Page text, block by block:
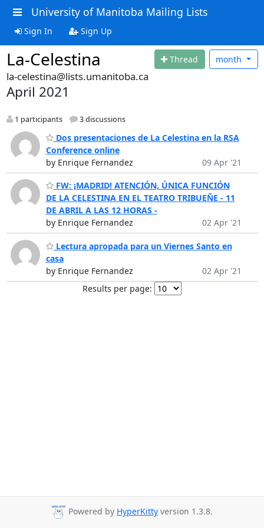
University of Manitoba Mailing Lists
Sign In Sign Up
La-Celestina Thread month
la-celestina@lists.umanitoba.ca
April 2021
1 participants 3 discussions
Dos presentaciones de La Celestina en la RSA
Conference online
by Enrique Fernandez
09 Apr '21
FW: ¡MADRID! ATENCIÓN, ÚNICA FUNCIÓN
DE LA CELESTINA EN EL TEATRO TRIBUEÑE - 11
DE ABRIL A LAS 12 HORAS -
by Enrique Fernandez
02 Apr '21
Lectura apropada para un Viernes Santo en
casa
by Enrique Fernandez
02 Apr '21
Results per page:
Powered by HyperKitty version 1.3.8.